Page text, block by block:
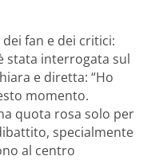
fan e dei critici:
stata interrogata sul
e diretta: “Ho
momento.
quota rosa solo per
specialmente
al centro